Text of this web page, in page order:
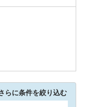
らに条件を絞り込む